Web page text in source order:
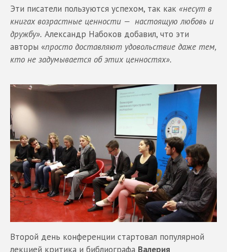
Эти писатели пользуются успехом, так как «несут в
книгах возрастные ценности — настоящую любовь и
дружбу». Александр Набоков добавил, что эти
авторы «просто доставляют удовольствие даже тем,
кто не задумывается об этих ценностях».
Второй день конференции стартовал популярной
лекцией критика и библиографа Валерия